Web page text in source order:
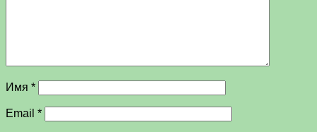
Имя *
Email *